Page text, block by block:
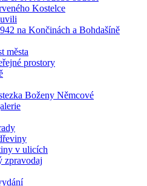
Kostelce
na Končinách a Bohdašíně
města
prostory
Boženy Němcové
v ulicích
zpravodaj